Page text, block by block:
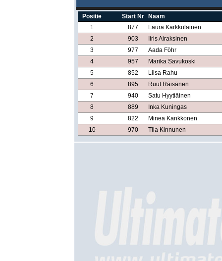
Positie Start Nr
Naam
1
877
Laura Karkkulainen
2
903
Iiris Airaksinen
3
977
Aada Föhr
4
957
Marika Savukoski
5
852
Liisa Rahu
6
895
Ruut Räisänen
7
940
Satu Hyytiäinen
8
889
Inka Kuningas
9
822
Minea Kankkonen
10
970 Tiia Kinnunen